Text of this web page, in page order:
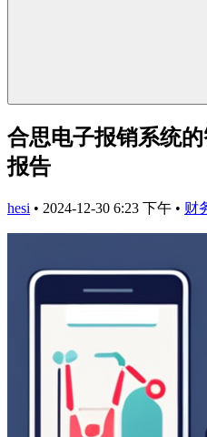
合思电子报销系统
报告
hesi • 2024-12-30 6:23 下午 • 财